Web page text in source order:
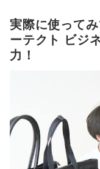
実際に使って
ーテクト ビジ
力！